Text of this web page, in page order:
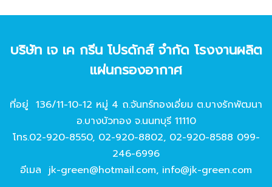
บริษัท เจ เค กรีน โปรดักส์ จํากัด โรงงานผลิต
แผ่นกรองอากาศ
ที่อยู่ 136/11-10-12 หมู่ 4 ถ.จันทร์ทองเอี่ยม ต.บางรักพัฒนา
อ.บางบัวทอง จ.นนทบุรี 11110
โทร.02-920-8550, 02-920-8802, 02-920-8588 099-
246-6996
อีเมล jk-green@hotmail.com, info@jk-green.com